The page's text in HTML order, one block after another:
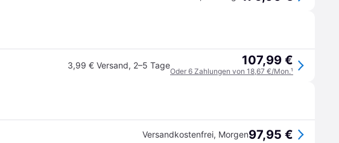
3,99 € Versand, 2–5 Tage 107,99 €
Oder 6 Zahlungen von 18,67 €/Mon.¹
Versandkostenfrei, Morgen97,95 €